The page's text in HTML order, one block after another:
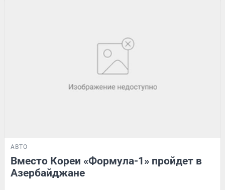
АВТО
Вместо Кореи «Формула-1» пройдет в
Азербайджане